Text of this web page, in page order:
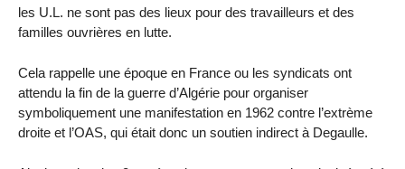
les U.L. ne sont pas des lieux pour des travailleurs et des
familles ouvrières en lutte.
Cela rappelle une époque en France ou les syndicats ont
attendu la fin de la guerre d’Algérie pour organiser
symboliquement une manifestation en 1962 contre l’extrème
droite et l’OAS, qui était donc un soutien indirect à Degaulle.